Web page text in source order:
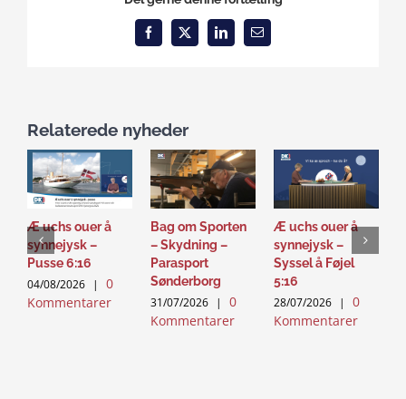
Facebook
X LinkedInEmail
Relaterede nyheder
Æ uchs ouer å
synnejysk –
Pusse 6:16
04/08/2026 |
0
Kommentarer
Bag om Sporten
– Skydning –
Parasport
Sønderborg
31/07/2026 |
0
Kommentarer
Æ uchs ouer å
synnejysk –
Syssel å Føjel
5:16
28/07/2026 |
0
Kommentarer